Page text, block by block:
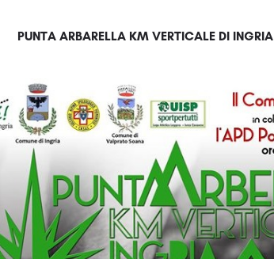
PUNTA ARBARELLA KM VERTICALE DI INGRIA